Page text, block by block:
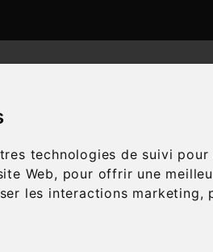
technologies de suivi
Web, pour offrir une
les interactions marketing,
Accueil Vins